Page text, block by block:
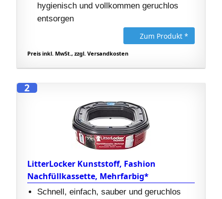
hygienisch und vollkommen geruchlos
entsorgen
Zum Produkt *
Preis inkl. MwSt., zzgl. Versandkosten
2
LitterLocker Kunststoff, Fashion
Nachfüllkassette, Mehrfarbig*
Schnell, einfach, sauber und geruchlos